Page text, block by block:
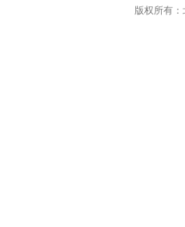
版权所有